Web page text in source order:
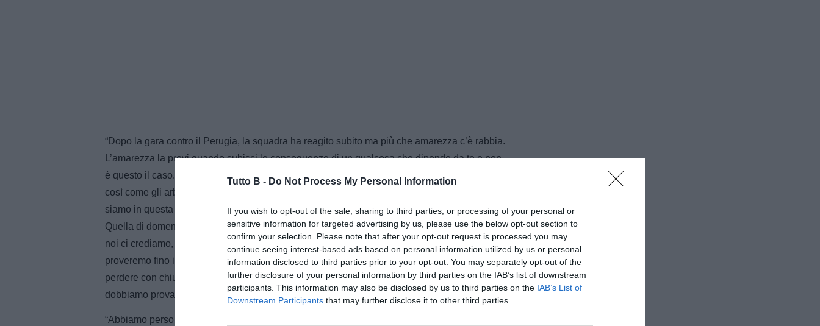
Tutto B - Do Not Process My Personal Information
If you wish to opt-out of the sale, sharing to third parties, or processing of your personal or
sensitive information for targeted advertising by us, please use the below opt-out section to
confirm your selection. Please note that after your opt-out request is processed you may
continue seeing interest-based ads based on personal information utilized by us or personal
information disclosed to third parties prior to your opt-out. You may separately opt-out of the
further disclosure of your personal information by third parties on the IAB’s list of downstream
participants. This information may also be disclosed by us to third parties on the IAB’s List of
Downstream Participants that may further disclose it to other third parties.
“Dopo la gara contro il Perugia, la squadra ha reagito subito ma più che amarezza c’è rabbia.
L’amarezza la provi quando subisci le conseguenze di un qualcosa che dipende da te e non
è questo il caso. Noi allenatori siamo i primi che sbagliamo, possono sbagliare i calciatori,
così come gli arbitri e lo hanno fatto: noi ne paghiamo le conseguenze, ma sicuramente non
siamo in questa situazione per un goal negato, dobbiamo fare il massimo da qui alla fine.
Quella di domenica era una partita da portare a casa tra mille difficoltà e lo avevamo fatto ma
noi ci crediamo, la squadra ci crede, io ci credo, i tifosi ci credono, nulla è perduto e ci
proveremo fino in fondo, è difficile ma è fattibile. La storia della Serie B ci insegna che puoi
perdere con chiunque ma che si può anche vincere con chiunque, ci sono nove punti e
dobbiamo provare a prenderne il più possibile.”
“Abbiamo perso per infortunio Dickmann e Zanellato, - ha aggiunto l’allenatore biancazzurro -